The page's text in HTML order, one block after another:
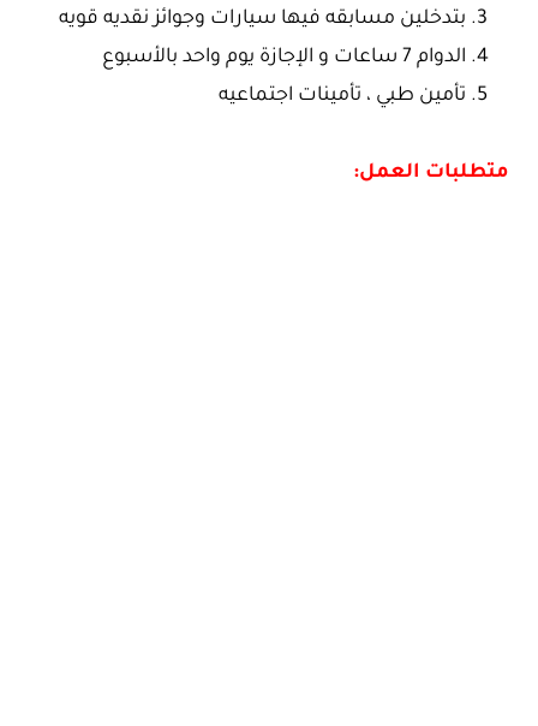
بتدخلين مسابقه فيها سيارات وجوائز نقديه قويه
الدوام 7 ساعات و الإجازة يوم واحد بالأسبوع
تأمين طبي ، تأمينات اجتماعيه
متطلبات العمل: